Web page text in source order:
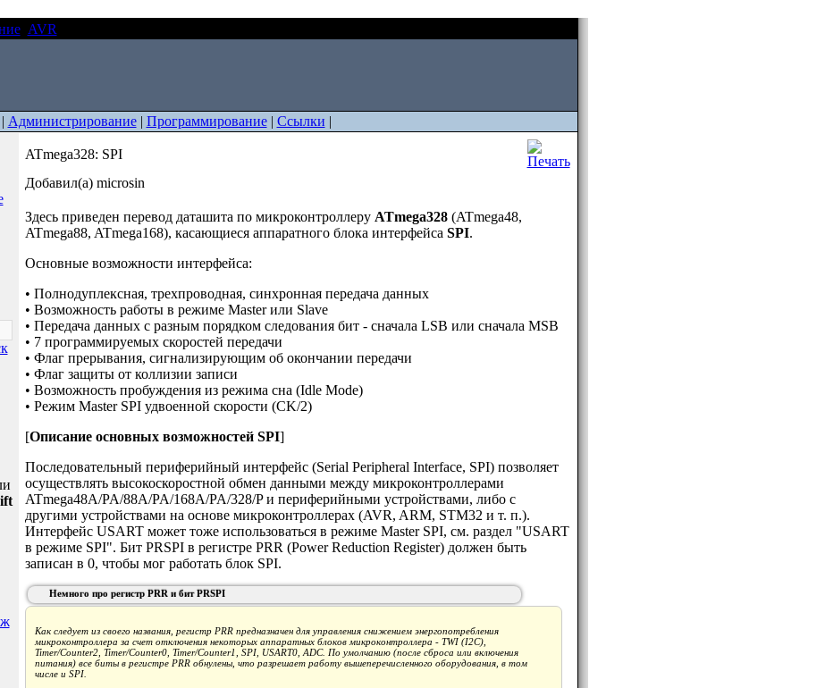
AVR
Администрирование| Программирование| Ссылки |
ATmega328: SPI
Добавил(а) microsin
Здесь приведен перевод даташита по микроконтроллеру ATmega328(ATmega48,
ATmega88, ATmega168), касающиеся аппаратного блока интерфейса SPI.
Основные возможности интерфейса:
• Полнодуплексная, трехпроводная, синхронная передача данных
• Возможность работы в режиме Master или Slave
• Передача данных с разным порядком следования бит - сначала LSB или сначала MSB
• 7 программируемых скоростей передачи
• Флаг прерывания, сигнализирующим об окончании передачи
• Флаг защиты от коллизии записи
• Возможность пробуждения из режима сна (Idle Mode)
• Режим Master SPI удвоенной скорости (CK/2)
[Описание основных возможностей SPI]
Последовательный периферийный интерфейс (Serial Peripheral Interface, SPI) позволяет
осуществлять высокоскоростной обмен данными между микроконтроллерами
ATmega48A/PA/88A/PA/168A/PA/328/P и периферийными устройствами, либо с
другими устройствами на основе микроконтроллерах (AVR, ARM, STM32 и т. п.).
Интерфейс USART может тоже использоваться в режиме Master SPI, см. раздел "USART
в режиме SPI". Бит PRSPI в регистре PRR (Power Reduction Register) должен быть
записан в 0, чтобы мог работать блок SPI.
Немного про регистр PRR и бит PRSPI
Как следует из своего названия, регистр PRR предназначен для управления снижением энергопотребления
микроконтроллера за счет отключения некоторых аппаратных блоков микроконтроллера - TWI (I2C),
Timer/Counter2, Timer/Counter0, Timer/Counter1, SPI, USART0, ADC. По умолчанию (после сброса или включения
питания) все биты в регистре PRR обнулены, что разрешает работу вышеперечисленного оборудования, в том
числе и SPI.